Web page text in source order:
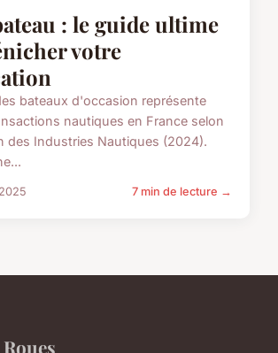
: le guide ultime
votre
bateaux d'occasion représente
nautiques en France selon
des Industries Nautiques (2024).
7 min de lecture →